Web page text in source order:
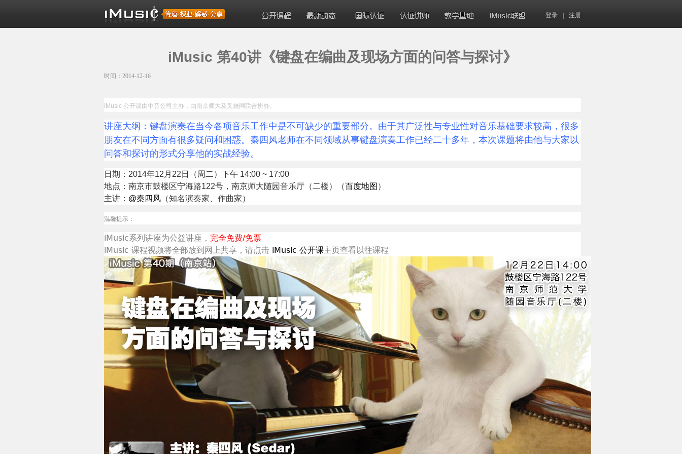
登录 注册
iMusic 第40讲《键盘在编曲及现场方面的问答与探讨》
时间：2014-12-16
iMusic 公开课由中音公司主办，由南京师大及 叉烧网联合协办。
讲座大纲：键盘演奏在当今各项音乐工作中是不可缺少的重要部分。由于其广泛性与专业性对音乐基础要求较高，很多
朋友在不同方面有很多疑问和困惑。 秦四风老师在不同领域从事键盘演奏工作已经二十多年，本次课题将由他与大家以
问答和探讨的形式分享他的实战经验。
日期：2014年12月22日（周二）下午 14:00 ~ 17:00
地点：南京市鼓楼区宁海路122号，南京师大随园音乐厅（二楼）
（百度地图 ）
主讲： @秦四风（知名演奏家、作曲家）
温馨提示：
iMusic系列讲座为公益讲座， 完全免费/免票
iMusic 课程视频将全部放到网上共享，请点击iMusic 公开课主页查看以往课程